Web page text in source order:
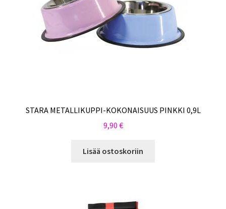
STARA METALLIKUPPI-KOKONAISUUS PINKKI 0,9L
9,90 €
Lisää ostoskoriin